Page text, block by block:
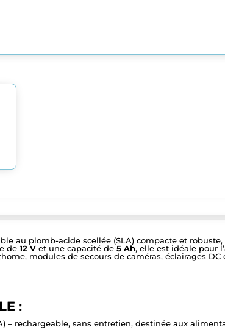
au plomb-acide scellée (SLA) compacte et
de 12 V et une capacité de5 Ah, elle est idéale pour
modules de secours de caméras, éclairages
:
– rechargeable, sans entretien, destinée aux